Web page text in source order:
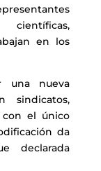
en los
una nueva
sindicatos,
con el único
da
declarada